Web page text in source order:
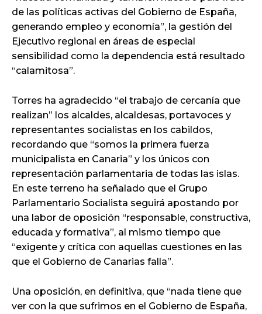
de las políticas activas del Gobierno de España,
generando empleo y economía”, la gestión del
Ejecutivo regional en áreas de especial
sensibilidad como la dependencia está resultado
“calamitosa”.
Torres ha agradecido “el trabajo de cercanía que
realizan” los alcaldes, alcaldesas, portavoces y
representantes socialistas en los cabildos,
recordando que “somos la primera fuerza
municipalista en Canaria” y los únicos con
representación parlamentaria de todas las islas.
En este terreno ha señalado que el Grupo
Parlamentario Socialista seguirá apostando por
una labor de oposición “responsable, constructiva,
educada y formativa”, al mismo tiempo que
“exigente y crítica con aquellas cuestiones en las
que el Gobierno de Canarias falla”.
Una oposición, en definitiva, que “nada tiene que
ver con la que sufrimos en el Gobierno de España,